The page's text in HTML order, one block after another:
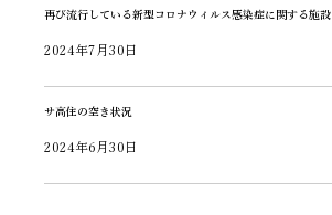
再び流行している新型コロナウィルス感染症に関する施
2024年7月30日
サ高住の空き状況
2024年6月30日